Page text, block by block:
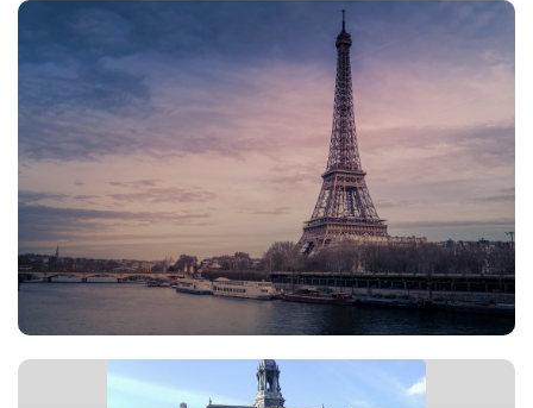
Location bus avec chauffeur Paris